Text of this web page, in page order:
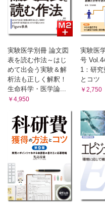
実験医学別冊 論文図
表を読む作法～はじ
めて出会う実験＆解
析法も正しく解釈！
生命科学・医学論...
￥4,950
実験医
号
1：研
とコツ
￥2,750